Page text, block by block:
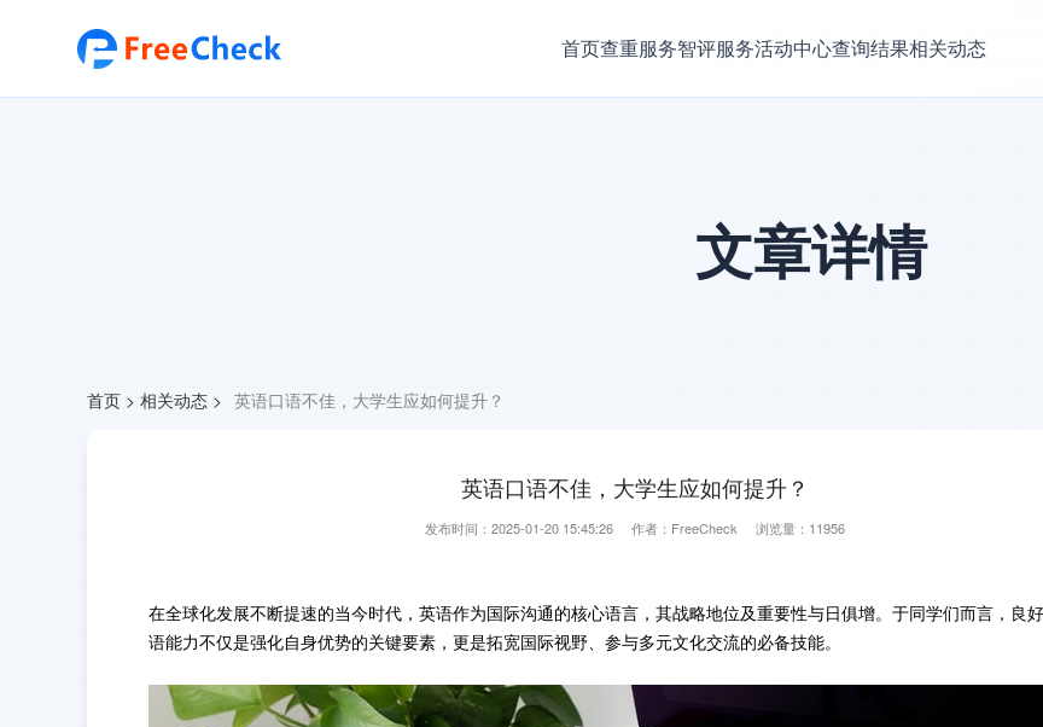
首页查重服务智评服务活动中心查询结果相关动态
文章详情
首页 > 相关动态 > 英语口语不佳，大学生应如何提升？
英语口语不佳，大学生应如何提升？
发布时间：2025-01-20 15:45:26 作者：FreeCheck 浏览量：11956
在全球化发展不断提速的当今时代，英语作为国际沟通的核心语言，其战略地位及重要性与日俱增。于同学们而言，良
语能力不仅是强化自身优势的关键要素，更是拓宽国际视野、参与多元文化交流的必备技能。